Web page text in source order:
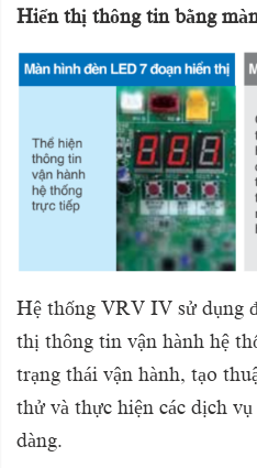
Hiển thị thông tin bằng
Hệ thống VRV IV sử dụng
thị thông tin vận hành hệ
trạng thái vận hành, tạo
thử và thực hiện các dịch
dàng.